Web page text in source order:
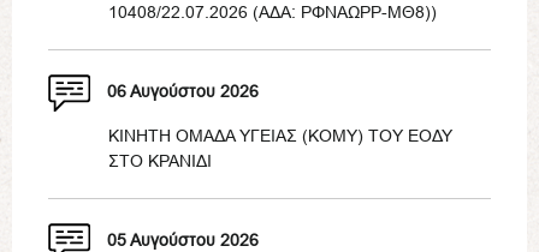
10408/22.07.2026 (ΑΔΑ: ΡΦΝΑΩΡΡ-ΜΘ8))
06 Αυγούστου 2026
ΚΙΝΗΤΗ ΟΜΑΔΑ ΥΓΕΙΑΣ (ΚΟΜΥ) ΤΟΥ ΕΟΔΥ
ΣΤΟ ΚΡΑΝΙΔΙ
05 Αυγούστου 2026